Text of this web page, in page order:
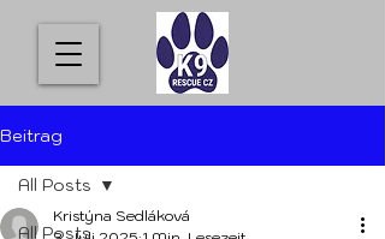
Beitrag
All Posts
All Posts
Kristýna Sedláková